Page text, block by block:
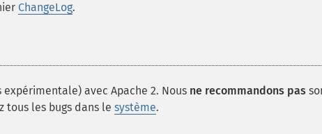
ChangeLog.
avec Apache 2. Nous ne recommandons pas
les bugs dans le système.